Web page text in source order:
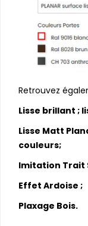
Retrouvez
Lisse brillant ;
Lisse Matt
couleurs;
Imitation Trait
Effet Ardoise ;
Plaxage Bois.